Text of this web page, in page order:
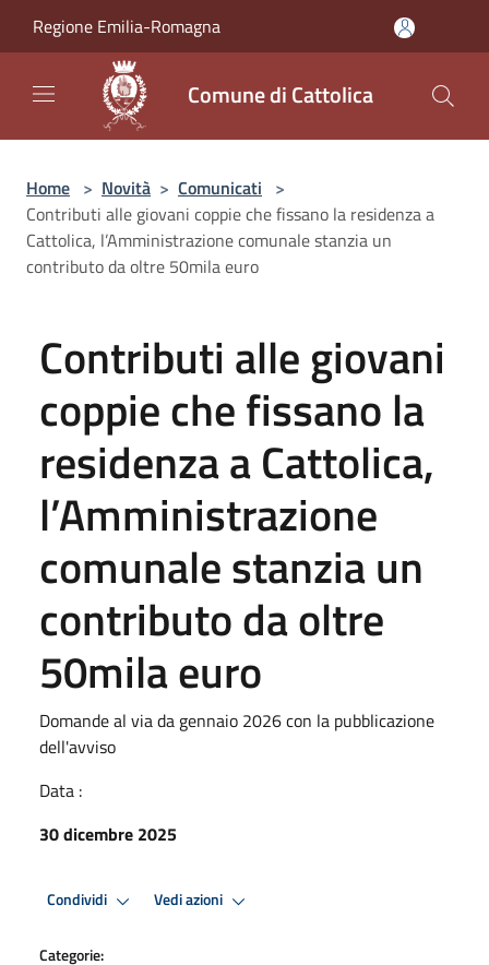
Regione Emilia-Romagna
Comune di Cattolica
Home > Novità > Comunicati >
Contributi alle giovani coppie che fissano la residenza a
Cattolica, l’Amministrazione comunale stanzia un
contributo da oltre 50mila euro
Contributi alle giovani
coppie che fissano la
residenza a Cattolica,
l’Amministrazione
comunale stanzia un
contributo da oltre
50mila euro
Domande al via da gennaio 2026 con la pubblicazione
dell'avviso
Data :
30 dicembre 2025
Condividi Vedi azioni
Categorie: